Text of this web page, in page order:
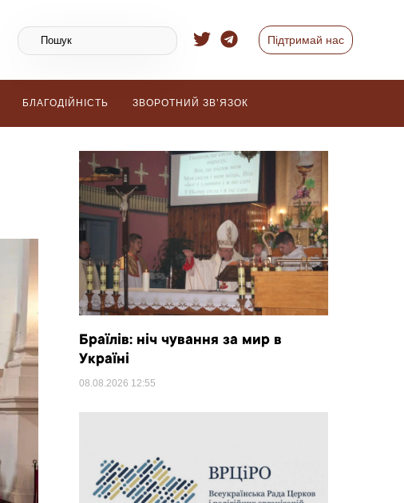
Підтримай нас
БЛАГОДІЙНІСТЬ ЗВОРОТНИЙ ЗВ’ЯЗОК
Браїлів: ніч чування за мир в
Україні
08.08.2026 12:55